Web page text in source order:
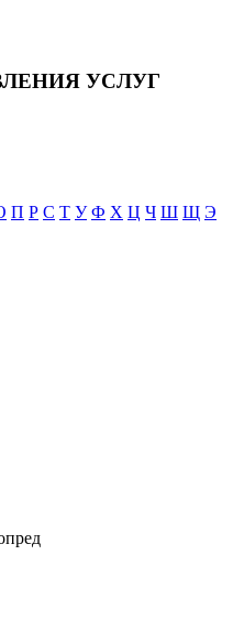
УСЛУГ
П Р С Т У Ф Х Ц Ч Ш Щ Э